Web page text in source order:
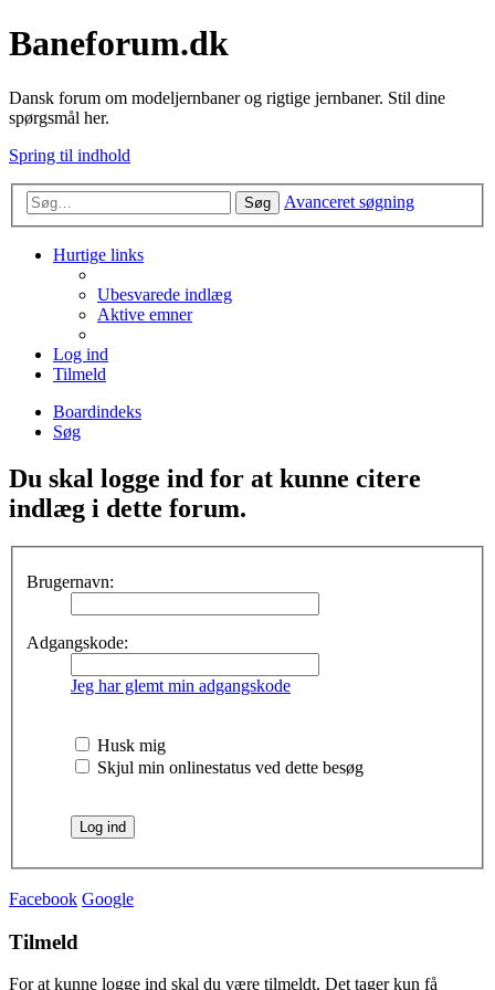
Baneforum.dk
Dansk forum om modeljernbaner og rigtige jernbaner. Stil dine
spørgsmål her.
Spring til indhold
Søg Avanceret søgning
Hurtige links
Ubesvarede indlæg
Aktive emner
Log ind
Tilmeld
Boardindeks
Søg
Du skal logge ind for at kunne citere
indlæg i dette forum.
Brugernavn:
Adgangskode:
Jeg har glemt min adgangskode
Husk mig
Skjul min onlinestatus ved dette besøg
Facebook Google
Tilmeld
For at kunne logge ind skal du være tilmeldt. Det tager kun få